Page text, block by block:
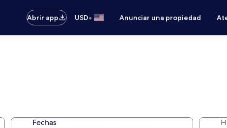
Abrir app USD• Anunciar una propiedad
Fechas